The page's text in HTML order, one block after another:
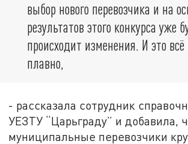
выбор нового перевозчика и на
результатов этого конкурса уже
происходит изменения. И это всё
плавно,
- рассказала сотрудник
УЕЗТУ “Царьграду” и добавила,
муниципальные перевозчики